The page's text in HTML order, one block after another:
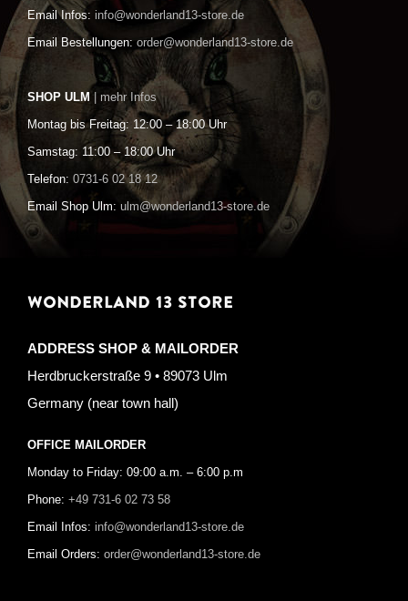
Email Infos: info@wonderland13-store.de
Email Bestellungen: order@wonderland13-store.de
SHOP ULM | mehr Infos
Montag bis Freitag: 12:00 – 18:00 Uhr
Samstag: 11:00 – 18:00 Uhr
Telefon: 0731-6 02 18 12
Email Shop Ulm: ulm@wonderland13-store.de
WONDERLAND 13 STORE
ADDRESS SHOP & MAILORDER
Herdbruckerstraße 9 • 89073 Ulm
Germany (near town hall)
OFFICE MAILORDER
Monday to Friday: 09:00 a.m. – 6:00 p.m
Phone: +49 731-6 02 73 58
Email Infos: info@wonderland13-store.de
Email Orders: order@wonderland13-store.de